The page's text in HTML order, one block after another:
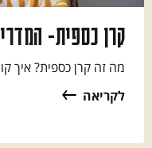
קרן כספית-
מה זה קרן כספית? איך
לקריאה